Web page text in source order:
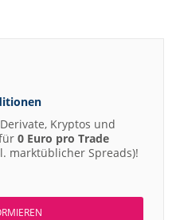
Kryptos und
0 Euro pro Trade
marktüblicher Spreads)!